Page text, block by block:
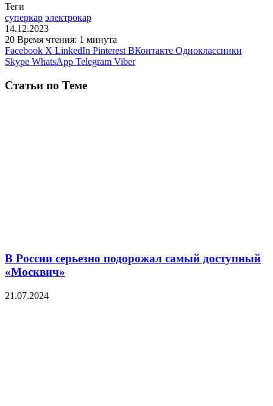
Теги
суперкар электрокар
14.12.2023
20 Время чтения: 1 минута
Facebook X LinkedIn Pinterest ВКонтакте Одноклассники
Skype WhatsApp Telegram Viber
Статьи по Теме
В России серьезно подорожал самый доступный
«Москвич»
21.07.2024